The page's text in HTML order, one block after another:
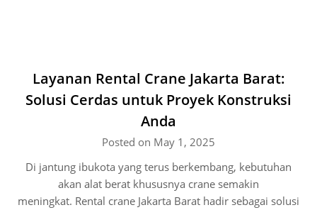
Layanan Rental Crane Jakarta Barat:
Solusi Cerdas untuk Proyek Konstruksi
Anda
Posted on May 1, 2025
Di jantung ibukota yang terus berkembang, kebutuhan
akan alat berat khususnya crane semakin
meningkat. Rental crane Jakarta Barat hadir sebagai solusi